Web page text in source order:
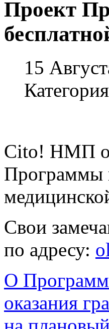
Проект
15
Cito! НМП
Программы
Свои
по адресу:
О
оказания